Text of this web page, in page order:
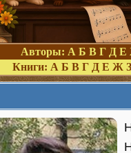
Авторы: А Б В Г Д Е
Книги: А Б В Г Д Е Ж З